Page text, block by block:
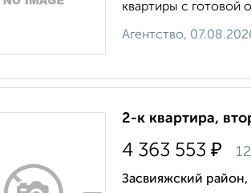
квартиры с готовой
Агентство,
2-к квартира,
4 363 553 ₽
Засвияжский